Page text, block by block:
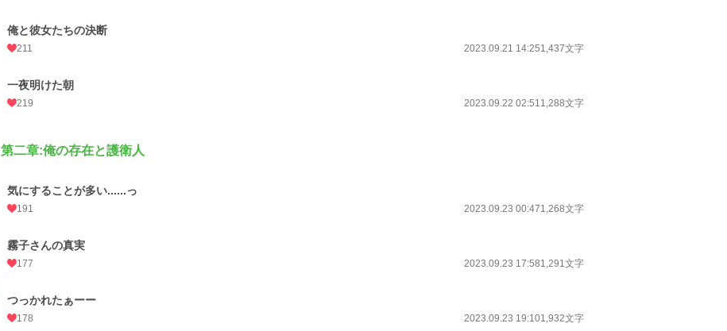
俺と彼女たちの決断
211 2023.09.21 14:251,437文字
一夜明けた朝
219 2023.09.22 02:511,288文字
第二章:俺の存在と護衛人
気にすることが多い......っ
191 2023.09.23 00:471,268文字
霧子さんの真実
177 2023.09.23 17:581,291文字
つっかれたぁーー
178 2023.09.23 19:101,932文字